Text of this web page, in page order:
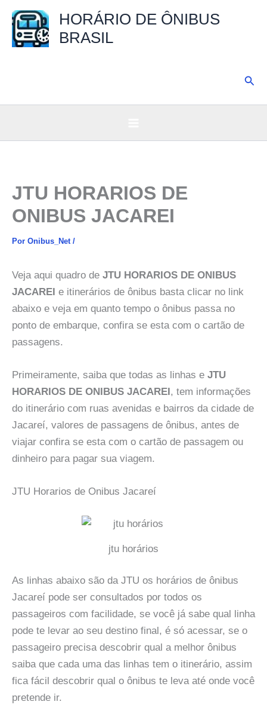
para
HORÁRIO DE ÔNIBUS
BRASIL
JTU HORARIOS DE
ONIBUS JACAREI
Por Onibus_Net /
Veja aqui quadro de JTU HORARIOS DE ONIBUS
JACAREI e itinerários de ônibus basta clicar no link
abaixo e veja em quanto tempo o ônibus passa no
ponto de embarque, confira se esta com o cartão de
passagens.
Primeiramente, saiba que todas as linhas e JTU
HORARIOS DE ONIBUS JACAREI , tem informações
do itinerário com ruas avenidas e bairros da cidade de
Jacareí, valores de passagens de ônibus, antes de
viajar confira se esta com o cartão de passagem ou
dinheiro para pagar sua viagem.
JTU Horarios de Onibus Jacareí
jtu horários
As linhas abaixo são da JTU os horários de ônibus
Jacareí pode ser consultados por todos os
passageiros com facilidade, se você já sabe qual linha
pode te levar ao seu destino final, é só acessar, se o
passageiro precisa descobrir qual a melhor ônibus
saiba que cada uma das linhas tem o itinerário, assim
fica fácil descobrir qual o ônibus te leva até onde você
pretende ir.